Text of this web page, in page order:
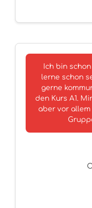
Ich bin
lerne schon
gerne
den Kurs A1.
aber vor allem